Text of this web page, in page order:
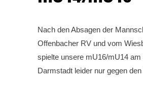
Nach den Absagen der
Offenbacher RV und vom
spielte unsere mU16/mU14 am
Darmstadt leider nur gegen